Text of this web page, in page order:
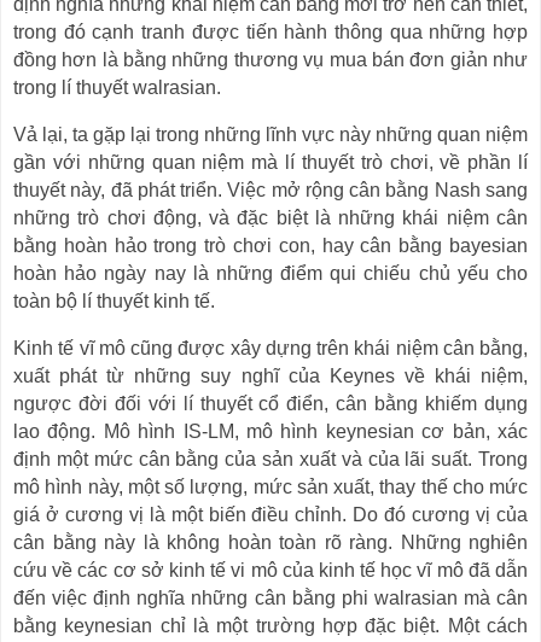
định nghĩa những khái niệm cân bằng mới trở nên cần thiết,
trong đó cạnh tranh được tiến hành thông qua những hợp
đồng hơn là bằng những thương vụ mua bán đơn giản như
trong lí thuyết walrasian.
Vả lại, ta gặp lại trong những lĩnh vực này những quan niệm
gần với những quan niệm mà lí thuyết trò chơi, về phần lí
thuyết này, đã phát triển. Việc mở rộng cân bằng Nash sang
những trò chơi động, và đặc biệt là những khái niệm cân
bằng hoàn hảo trong trò chơi con, hay cân bằng bayesian
hoàn hảo ngày nay là những điểm qui chiếu chủ yếu cho
toàn bộ lí thuyết kinh tế.
Kinh tế vĩ mô cũng được xây dựng trên khái niệm cân bằng,
xuất phát từ những suy nghĩ của Keynes về khái niệm,
ngược đời đối với lí thuyết cổ điển, cân bằng khiếm dụng
lao động. Mô hình IS-LM, mô hình keynesian cơ bản, xác
định một mức cân bằng của sản xuất và của lãi suất. Trong
mô hình này, một số lượng, mức sản xuất, thay thế cho mức
giá ở cương vị là một biến điều chỉnh. Do đó cương vị của
cân bằng này là không hoàn toàn rõ ràng. Những nghiên
cứu về các cơ sở kinh tế vi mô của kinh tế học vĩ mô đã dẫn
đến việc định nghĩa những cân bằng phi walrasian mà cân
bằng keynesian chỉ là một trường hợp đặc biệt. Một cách